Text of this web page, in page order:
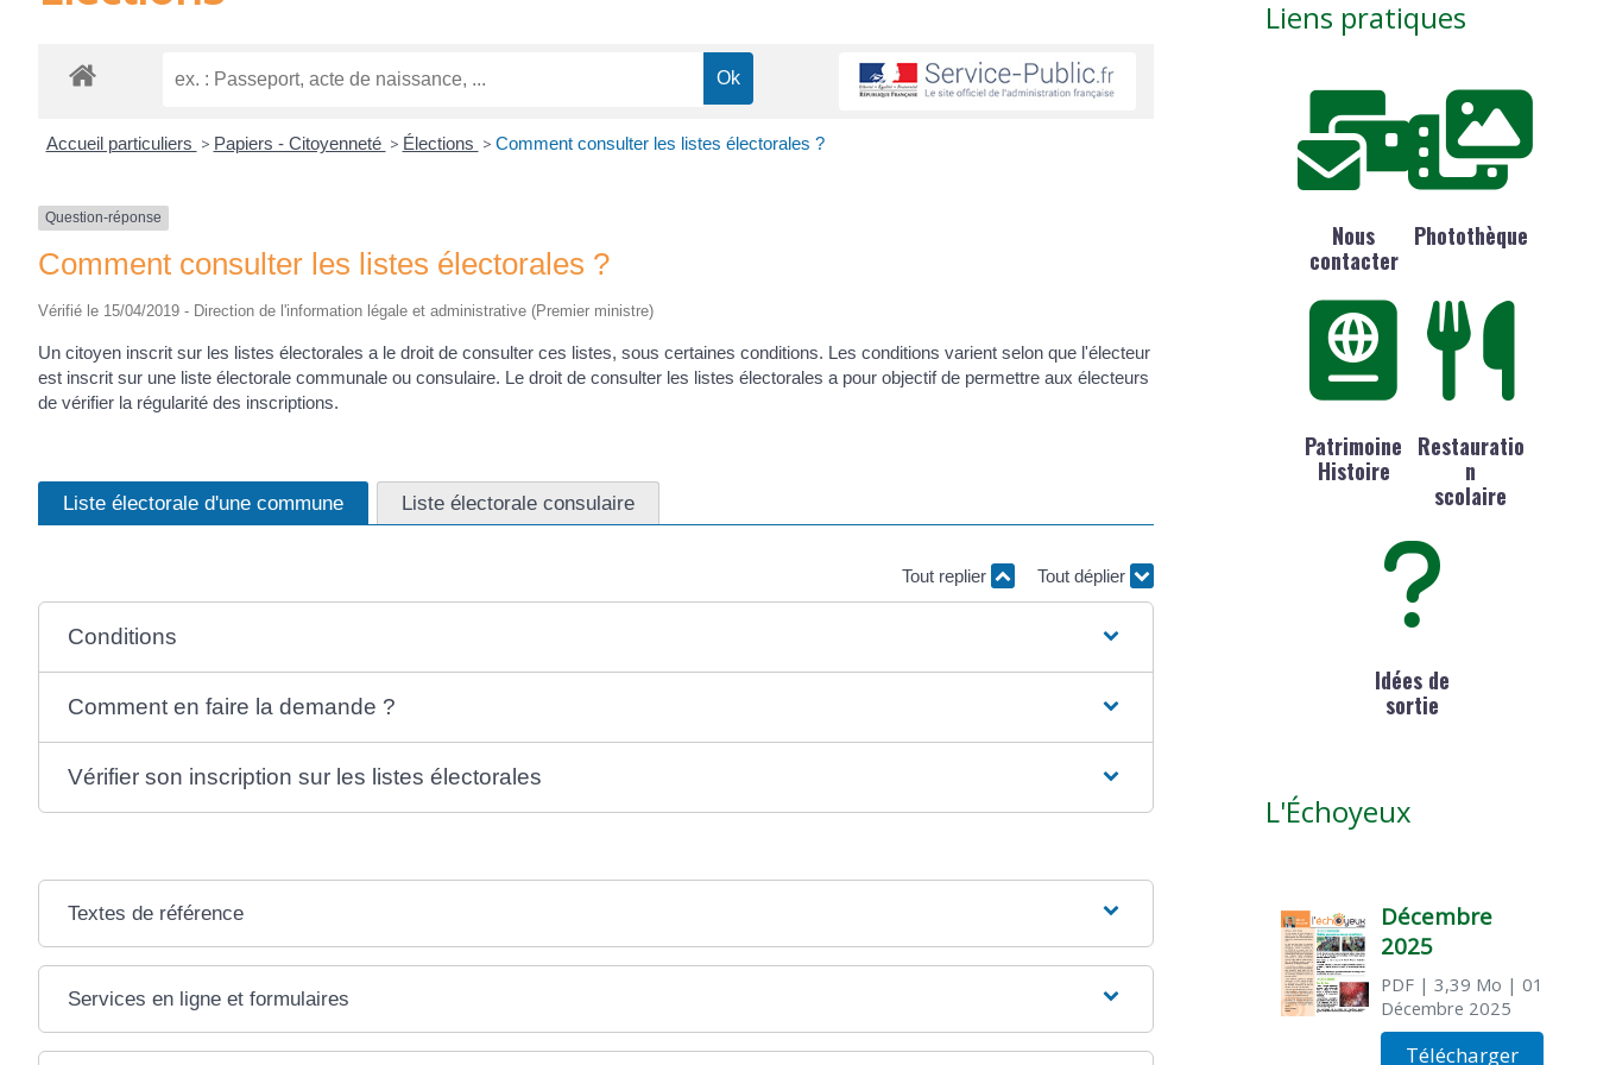
Accueil particuliers > Papiers - Citoyenneté > Élections > Comment consulter les listes électorales ?
Question-réponse
Comment consulter les listes électorales ?
Vérifié le 15/04/2019 - Direction de l'information légale et administrative (Premier ministre)
Un citoyen inscrit sur les listes électorales a le droit de consulter ces listes, sous certaines conditions. Les conditions varient selon que l'électeur
est inscrit sur une liste électorale communale ou consulaire. Le droit de consulter les listes électorales a pour objectif de permettre aux électeurs
de vérifier la régularité des inscriptions.
Liste électorale d'une commune Liste électorale consulaire
Tout replier Tout déplier
Conditions
Comment en faire la demande ?
Vérifier son inscription sur les listes électorales
Textes de référence
Services en ligne et formulaires
Liens pratiques
Nous
contacter
Photothèque
Patrimoine
Histoire
Restauratio
n
scolaire
Idées de
sortie
L'Échoyeux
Décembre
2025
PDF| 3,39 Mo | 01
Décembre 2025
Télécharger